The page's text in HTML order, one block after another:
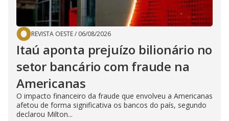
REVISTA OESTE/ 06/08/2026
Itaú aponta prejuízo bilionário no
setor bancário com fraude na
Americanas
O impacto financeiro da fraude que envolveu a Americanas
afetou de forma significativa os bancos do país, segundo
declarou Milton...